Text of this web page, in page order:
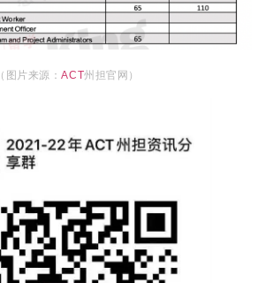
（图片来源：ACT州担官网）